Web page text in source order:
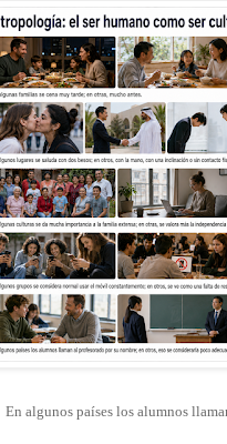
En algunos países los alumnos